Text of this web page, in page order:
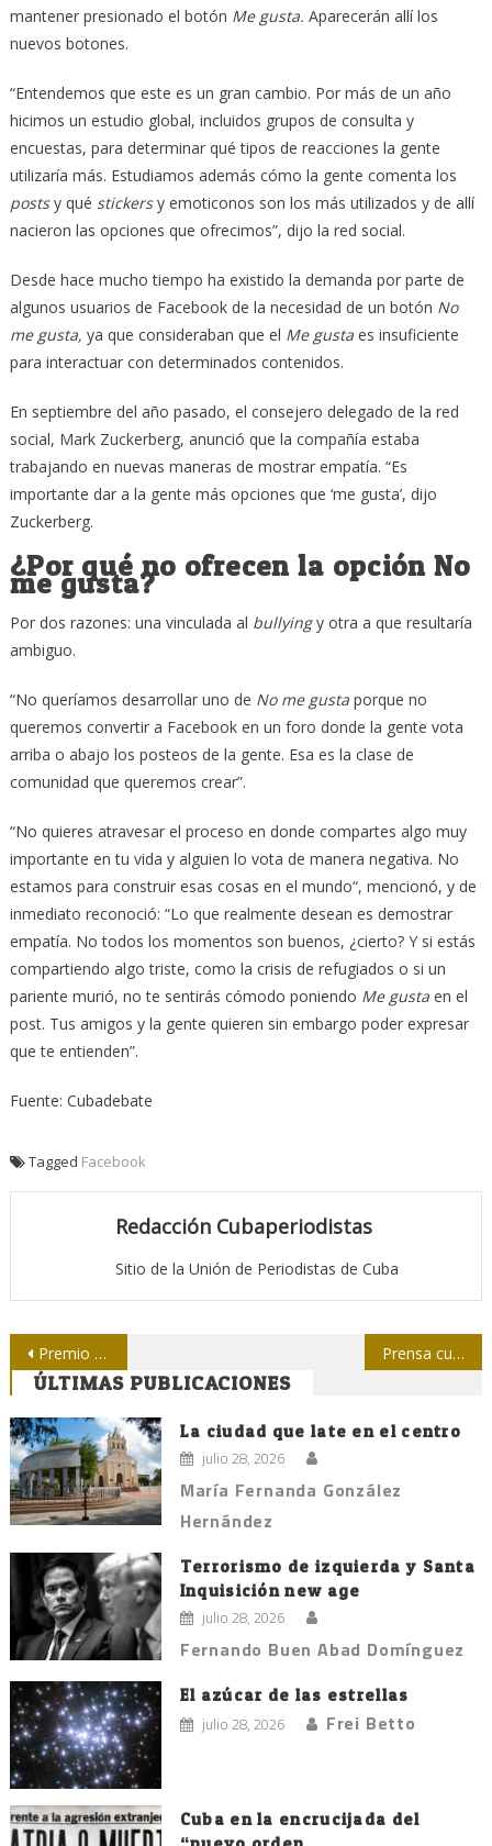
mantener presionado el botón Me gusta. Aparecerán allí los
nuevos botones.
“Entendemos que este es un gran cambio. Por más de un año
hicimos un estudio global, incluidos grupos de consulta y
encuestas, para determinar qué tipos de reacciones la gente
utilizaría más. Estudiamos además cómo la gente comenta los
postsy qué stickersy emoticonos son los más utilizados y de allí
nacieron las opciones que ofrecimos”, dijo la red social.
Desde hace mucho tiempo ha existido la demanda por parte de
algunos usuarios de Facebook de la necesidad de un botón No
me gusta, ya que consideraban que el Me gustaes insuficiente
para interactuar con determinados contenidos.
En septiembre del año pasado, el consejero delegado de la red
social, Mark Zuckerberg, anunció que la compañía estaba
trabajando en nuevas maneras de mostrar empatía. “Es
importante dar a la gente más opciones que ‘me gusta’, dijo
Zuckerberg.
¿Por qué no ofrecen la opción No
me gusta?
Por dos razones: una vinculada al bullyingy otra a que resultaría
ambiguo.
“No queríamos desarrollar uno de No me gustaporque no
queremos convertir a Facebook en un foro donde la gente vota
arriba o abajo los posteos de la gente. Esa es la clase de
comunidad que queremos crear”.
“No quieres atravesar el proceso en donde compartes algo muy
importante en tu vida y alguien lo vota de manera negativa. No
estamos para construir esas cosas en el mundo“, mencionó, y de
inmediato reconoció: “Lo que realmente desean es demostrar
empatía. No todos los momentos son buenos, ¿cierto? Y si estás
compartiendo algo triste, como la crisis de refugiados o si un
pariente murió, no te sentirás cómodo poniendo Me gustaen el
post. Tus amigos y la gente quieren sin embargo poder expresar
que te entienden”.
Fuente: Cubadebate
Tagged Facebook
Redacción Cubaperiodistas
Sitio de la Unión de Periodistas de Cuba
Navegación
de
entradas
Premio de crónica latinoamericana para el colega Reinaldo Cedeño Prensa cubana: mochila cargada de luces
ÚLTIMAS PUBLICACIONES
La ciudad que late en el centro
julio 28, 2026
María Fernanda González
Hernández
Terrorismo de izquierda y Santa
Inquisición new age
julio 28, 2026
Fernando Buen Abad Domínguez
El azúcar de las estrellas
julio 28, 2026 Frei Betto
Cuba en la encrucijada del